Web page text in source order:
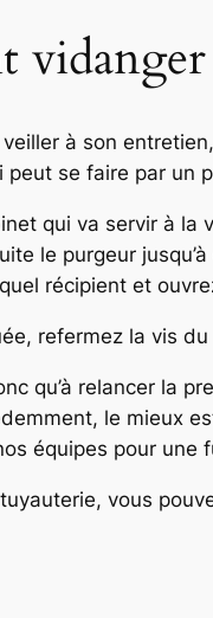
vidanger
à son
peut se faire par un
qui va servir à la
le purgeur
récipient et
refermez la vis
qu’à relancer la
le mieux
équipes pour une
vous